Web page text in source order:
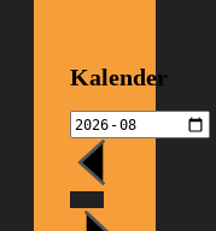
Kalender